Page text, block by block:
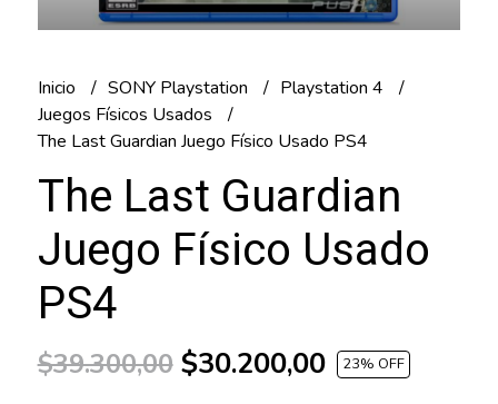
Inicio SONY Playstation
Playstation 4
Juegos Físicos Usados
The Last Guardian Juego Físico Usado PS4
The Last Guardian
Juego Físico Usado
PS4
$39.300,00$30.200,00 23% OFF